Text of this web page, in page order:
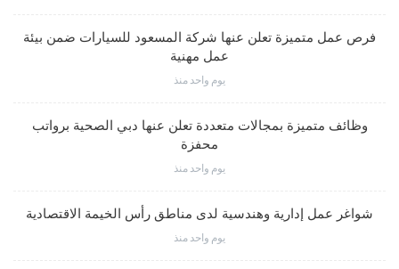
فرص عمل متميزة تعلن عنها شركة المسعود للسيارات ضمن بيئة
عمل مهنية
يوم واحد منذ
وظائف متميزة بمجالات متعددة تعلن عنها دبي الصحية برواتب
محفزة
يوم واحد منذ
شواغر عمل إدارية وهندسية لدى مناطق رأس الخيمة الاقتصادية
يوم واحد منذ